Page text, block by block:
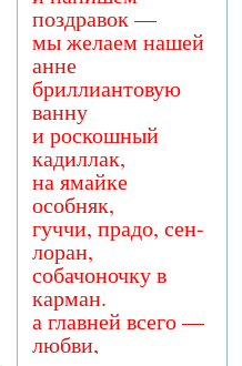
поздравок —
мы желаем нашей
анне
бриллиантовую
ванну
и роскошный
кадиллак,
на ямайке
особняк,
гуччи, прадо, сен-
лоран,
собачоночку в
карман.
а главней всего —
любви,